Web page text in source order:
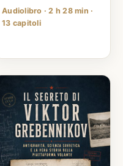
Audiolibro · 2 h 28 min ·
13 capitoli